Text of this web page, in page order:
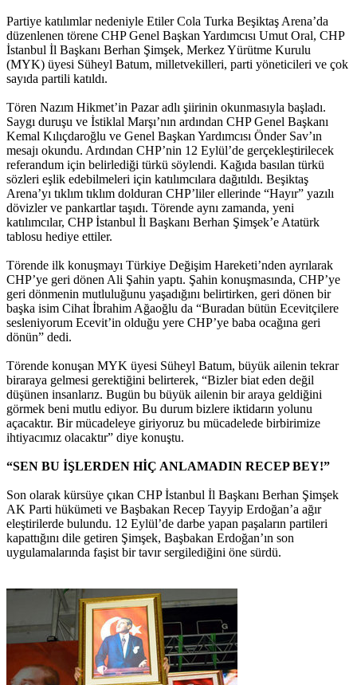
Partiye katılımlar nedeniyle Etiler Cola Turka Beşiktaş Arena’da
düzenlenen törene CHP Genel Başkan Yardımcısı Umut Oral, CHP
İstanbul İl Başkanı Berhan Şimşek, Merkez Yürütme Kurulu
(MYK) üyesi Süheyl Batum, milletvekilleri, parti yöneticileri ve çok
sayıda partili katıldı.
Tören Nazım Hikmet’in Pazar adlı şiirinin okunmasıyla başladı.
Saygı duruşu ve İstiklal Marşı’nın ardından CHP Genel Başkanı
Kemal Kılıçdaroğlu ve Genel Başkan Yardımcısı Önder Sav’ın
mesajı okundu. Ardından CHP’nin 12 Eylül’de gerçekleştirilecek
referandum için belirlediği türkü söylendi. Kağıda basılan türkü
sözleri eşlik edebilmeleri için katılımcılara dağıtıldı. Beşiktaş
Arena’yı tıklım tıklım dolduran CHP’liler ellerinde “Hayır” yazılı
dövizler ve pankartlar taşıdı. Törende aynı zamanda, yeni
katılımcılar, CHP İstanbul İl Başkanı Berhan Şimşek’e Atatürk
tablosu hediye ettiler.
Törende ilk konuşmayı Türkiye Değişim Hareketi’nden ayrılarak
CHP’ye geri dönen Ali Şahin yaptı. Şahin konuşmasında, CHP’ye
geri dönmenin mutluluğunu yaşadığını belirtirken, geri dönen bir
başka isim Cihat İbrahim Ağaoğlu da “Buradan bütün Ecevitçilere
sesleniyorum Ecevit’in olduğu yere CHP’ye baba ocağına geri
dönün” dedi.
Törende konuşan MYK üyesi Süheyl Batum, büyük ailenin tekrar
biraraya gelmesi gerektiğini belirterek, “Bizler biat eden değil
düşünen insanlarız. Bugün bu büyük ailenin bir araya geldiğini
görmek beni mutlu ediyor. Bu durum bizlere iktidarın yolunu
açacaktır. Bir mücadeleye giriyoruz bu mücadelede birbirimize
ihtiyacımız olacaktır” diye konuştu.
“SEN BU İŞLERDEN HİÇ ANLAMADIN RECEP BEY!”
Son olarak kürsüye çıkan CHP İstanbul İl Başkanı Berhan Şimşek
AK Parti hükümeti ve Başbakan Recep Tayyip Erdoğan’a ağır
eleştirilerde bulundu. 12 Eylül’de darbe yapan paşaların partileri
kapattığını dile getiren Şimşek, Başbakan Erdoğan’ın son
uygulamalarında faşist bir tavır sergilediğini öne sürdü.